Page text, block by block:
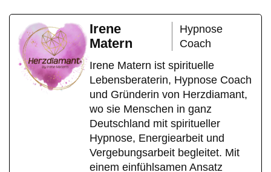
Irene
Matern
Hypnose
Coach
Irene Matern ist spirituelle
Lebensberaterin, Hypnose Coach
und Gründerin von Herzdiamant,
wo sie Menschen in ganz
Deutschland mit spiritueller
Hypnose, Energiearbeit und
Vergebungsarbeit begleitet. Mit
einem einfühlsamen Ansatz